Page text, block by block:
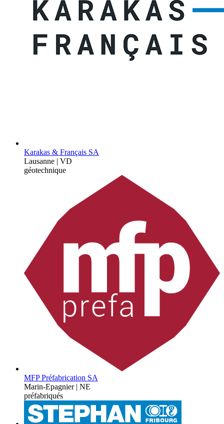
Karakas & Français SA
Lausanne | VD
géotechnique
MFP Préfabrication SA
Marin-Epagnier | NE
préfabriqués